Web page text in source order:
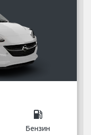
local_gas_station
Бензин